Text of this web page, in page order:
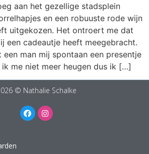
aan het gezellige stadsplein
en een robuuste rode wijn
uitgekozen. Het ontroert me dat
een cadeautje heeft meegebracht.
man mij spontaan een presentje
me niet meer heugen dus ik […]
© Nathalie Schalke